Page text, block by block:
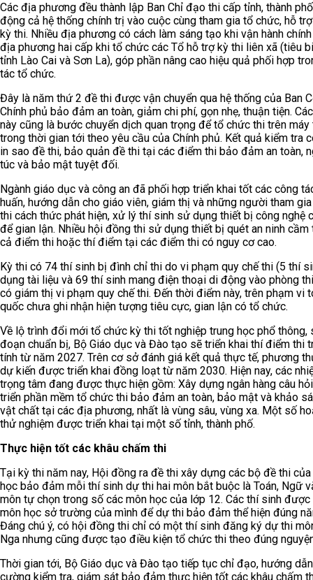
Các địa phương đều thành lập Ban Chỉ đạo thi cấp tỉnh, thành
động cả hệ thống chính trị vào cuộc cùng tham gia tổ chức, hỗ
kỳ thi. Nhiều địa phương có cách làm sáng tạo khi vận hành
địa phương hai cấp khi tổ chức các Tổ hỗ trợ kỳ thi liên xã (tiêu
tỉnh Lào Cai và Sơn La), góp phần nâng cao hiệu quả phối hợp
tác tổ chức.
Đây là năm thứ 2 đề thi được vận chuyển qua hệ thống của Ban
Chính phủ bảo đảm an toàn, giảm chi phí, gọn nhẹ, thuận tiện.
này cũng là bước chuyển dịch quan trọng để tổ chức thi trên máy
trong thời gian tới theo yêu cầu của Chính phủ. Kết quả kiểm tra
in sao đề thi, bảo quản đề thi tại các điểm thi bảo đảm an toàn,
túc và bảo mật tuyệt đối.
Ngành giáo dục và công an đã phối hợp triển khai tốt các công
huấn, hướng dẫn cho giáo viên, giám thị và những người tham
thi cách thức phát hiện, xử lý thí sinh sử dụng thiết bị công nghệ
để gian lận. Nhiều hội đồng thi sử dụng thiết bị quét an ninh cầm
cả điểm thi hoặc thí điểm tại các điểm thi có nguy cơ cao.
Kỳ thi có 74 thí sinh bị đình chỉ thi do vi phạm quy chế thi (5 thí
dụng tài liệu và 69 thí sinh mang điện thoại di động vào phòng
có giám thị vi phạm quy chế thi. Đến thời điểm này, trên phạm vi
quốc chưa ghi nhận hiện tượng tiêu cực, gian lận có tổ chức.
Về lộ trình đổi mới tổ chức kỳ thi tốt nghiệp trung học phổ thông,
đoạn chuẩn bị, Bộ Giáo dục và Đào tạo sẽ triển khai thí điểm thi
tính từ năm 2027. Trên cơ sở đánh giá kết quả thực tế, phương
dự kiến được triển khai đồng loạt từ năm 2030. Hiện nay, các
trọng tâm đang được thực hiện gồm: Xây dựng ngân hàng câu
triển phần mềm tổ chức thi bảo đảm an toàn, bảo mật và khảo
vật chất tại các địa phương, nhất là vùng sâu, vùng xa. Một số
thử nghiệm được triển khai tại một số tỉnh, thành phố.
Thực hiện tốt các khâu chấm thi
Tại kỳ thi năm nay, Hội đồng ra đề thi xây dựng các bộ đề thi
học bảo đảm mỗi thí sinh dự thi hai môn bắt buộc là Toán, Ngữ
môn tự chọn trong số các môn học của lớp 12. Các thí sinh được
môn học sở trường của mình để dự thi bảo đảm thể hiện đúng
Đáng chú ý, có hội đồng thi chỉ có một thí sinh đăng ký dự thi
Nga nhưng cũng được tạo điều kiện tổ chức thi theo đúng
Thời gian tới, Bộ Giáo dục và Đào tạo tiếp tục chỉ đạo, hướng
cường kiểm tra, giám sát bảo đảm thực hiện tốt các khâu chấm